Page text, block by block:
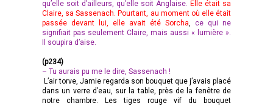
qu’elle soit d’ailleurs, qu’elle soit Anglaise. Elle était sa
Claire, sa Sassenach. Pourtant, au moment où elle était
passée devant lui, elle avait été Sorcha, ce qui ne
signifiait pas seulement Claire, mais aussi « lumière ».
Il soupira d’aise.
(p234)
– Tu aurais pu me le dire, Sassenach !
L’air torve, Jamie regarda son bouquet que j’avais placé
dans un verre d’eau, sur la table, près de la fenêtre de
notre chambre. Les tiges rouge vif du bouquet